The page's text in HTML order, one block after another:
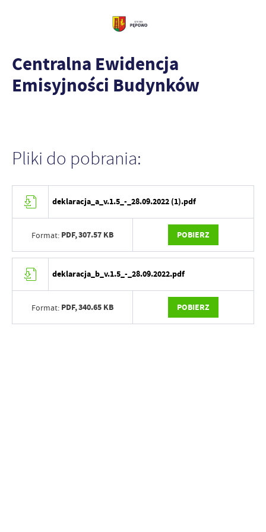
Centralna Ewidencja
Emisyjności Budynków
Pliki do pobrania:
deklaracja_a_v.1.5_-_28.09.2022 (1).pdf
Format: PDF,307.57 KB POBIERZ
deklaracja_b_v.1.5_-_28.09.2022.pdf
Format: PDF,340.65 KB POBIERZ